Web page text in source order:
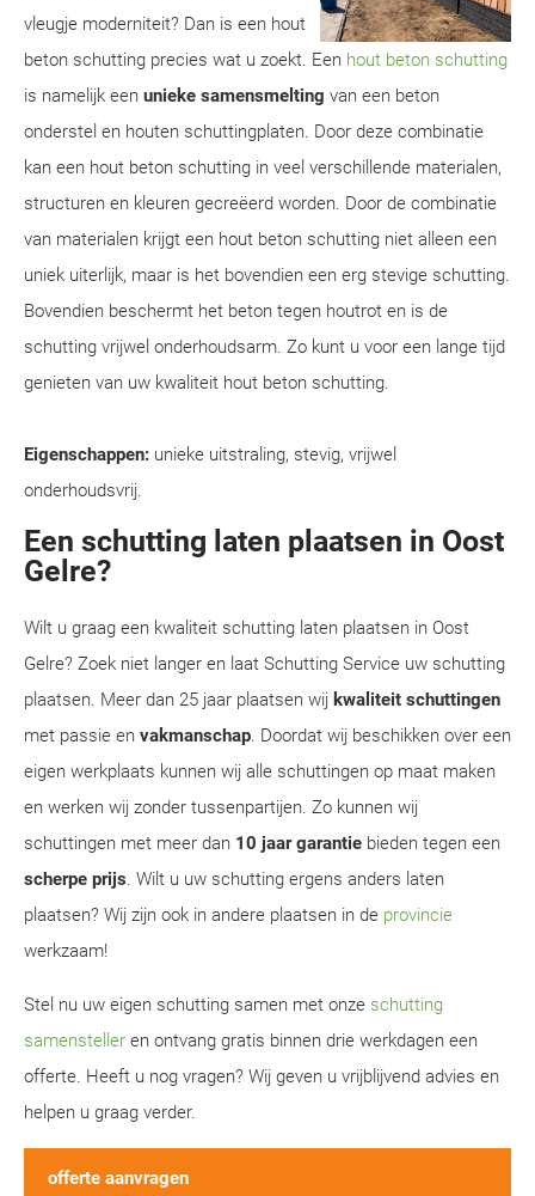
vleugje moderniteit? Dan is een hout
beton schutting precies wat u zoekt. Een hout beton schutting
is namelijk een unieke samensmelting van een beton
onderstel en houten schuttingplaten. Door deze combinatie
kan een hout beton schutting in veel verschillende materialen,
structuren en kleuren gecreëerd worden. Door de combinatie
van materialen krijgt een hout beton schutting niet alleen een
uniek uiterlijk, maar is het bovendien een erg stevige schutting.
Bovendien beschermt het beton tegen houtrot en is de
schutting vrijwel onderhoudsarm. Zo kunt u voor een lange tijd
genieten van uw kwaliteit hout beton schutting.
Eigenschappen: unieke uitstraling, stevig, vrijwel
onderhoudsvrij.
Een schutting laten plaatsen in Oost
Gelre?
Wilt u graag een kwaliteit schutting laten plaatsen in Oost
Gelre? Zoek niet langer en laat Schutting Service uw schutting
plaatsen. Meer dan 25 jaar plaatsen wij kwaliteit schuttingen
met passie en vakmanschap. Doordat wij beschikken over een
eigen werkplaats kunnen wij alle schuttingen op maat maken
en werken wij zonder tussenpartijen. Zo kunnen wij
schuttingen met meer dan 10 jaar garantie bieden tegen een
scherpe prijs. Wilt u uw schutting ergens anders laten
plaatsen? Wij zijn ook in andere plaatsen in de provincie
werkzaam!
Stel nu uw eigen schutting samen met onze schutting
samensteller en ontvang gratis binnen drie werkdagen een
offerte. Heeft u nog vragen? Wij geven u vrijblijvend advies en
helpen u graag verder.
offerte aanvragen